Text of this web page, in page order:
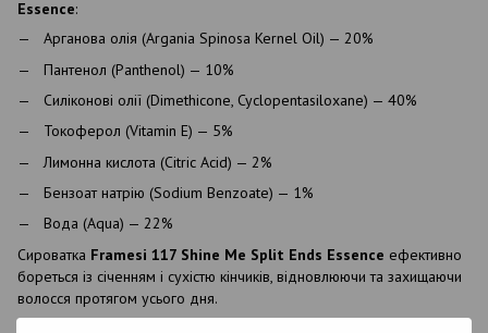
Essence:
Арганова олія (Argania Spinosa Kernel Oil) — 20%
Пантенол (Panthenol) — 10%
Силіконові олії (Dimethicone, Cyclopentasiloxane) — 40%
Токоферол (Vitamin E) — 5%
Лимонна кислота (Citric Acid) — 2%
Бензоат натрію (Sodium Benzoate) — 1%
Вода (Aqua) — 22%
Сироватка Framesi 117 Shine Me Split Ends Essence ефективно
бореться із січенням і сухістю кінчиків, відновлюючи та захищаючи
волосся протягом усього дня.